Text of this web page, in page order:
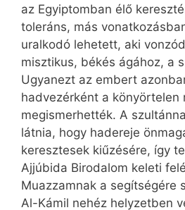
az Egyiptomban élő
toleráns, más
uralkodó lehetett, aki
misztikus, békés ágához, a
Ugyanezt az embert
hadvezérként a könyörtelen
megismerhették. A
látnia, hogy hadereje
keresztesek kiűzésére, így
Ajjúbida Birodalom keleti
Muaz­zam­nak a segítségére
Al-Kámil nehéz helyzetben